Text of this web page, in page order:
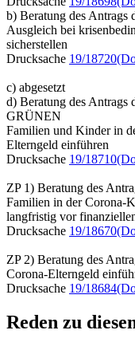
b) Beratung des Antrags
Ausgleich bei
sicherstellen
Drucksache 19/18720
c) abgesetzt
d) Beratung des
GRÜNEN
Familien und Kinder in
Elterngeld einführen
Drucksache 19/18710
ZP 1) Beratung des
Familien in der Corona-
langfristig vor
Drucksache 19/18670
ZP 2) Beratung des
Corona-Elterngeld
Drucksache 19/18684
Reden zu